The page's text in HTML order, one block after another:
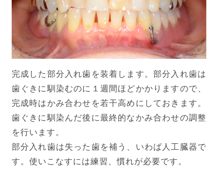
完成した部分入れ歯を装着します。部分入れ歯は
歯ぐきに馴染むのに１週間ほどかかりますので、
完成時はかみ合わせを若干高めにしておきます。
歯ぐきに馴染んだ後に最終的なかみ合わせの調整
を行います。
部分入れ歯は失った歯を補う、いわば人工臓器で
す。使いこなすには練習、慣れが必要です。